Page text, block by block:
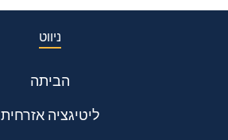
ניווט
הביתה
ליטיגציה אזרחית